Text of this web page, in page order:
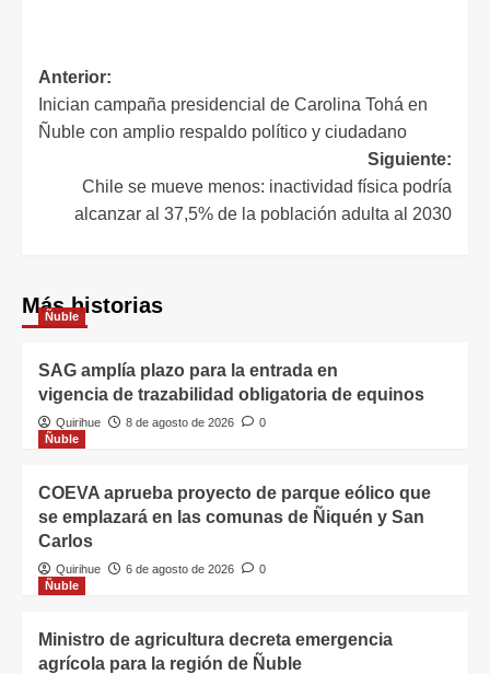
Anterior:
Inician campaña presidencial de Carolina Tohá en
Ñuble con amplio respaldo político y ciudadano
Siguiente:
Chile se mueve menos: inactividad física podría
alcanzar al 37,5% de la población adulta al 2030
Más historias
Ñuble
SAG amplía plazo para la entrada en
vigencia de trazabilidad obligatoria de equinos
Quirihue 8 de agosto de 2026
0
Ñuble
COEVA aprueba proyecto de parque eólico que
se emplazará en las comunas de Ñiquén y San
Carlos
Quirihue 6 de agosto de 2026
0
Ñuble
Ministro de agricultura decreta emergencia
agrícola para la región de Ñuble